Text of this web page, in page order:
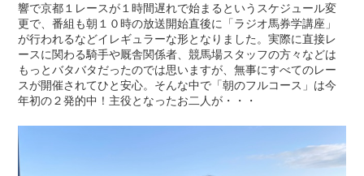
響で京都１レースが１時間遅れで始まるというスケジュール変
更で、番組も朝１０時の放送開始直後に「ラジオ馬券学講座」
が行われるなどイレギュラーな形となりました。実際に直接レ
ースに関わる騎手や厩舎関係者、競馬場スタッフの方々などは
もっとバタバタだったのでは思いますが、無事にすべてのレー
スが開催されてひと安心。そんな中で「朝のフルコース」は今
年初の２発的中！主役となったお二人が・・・